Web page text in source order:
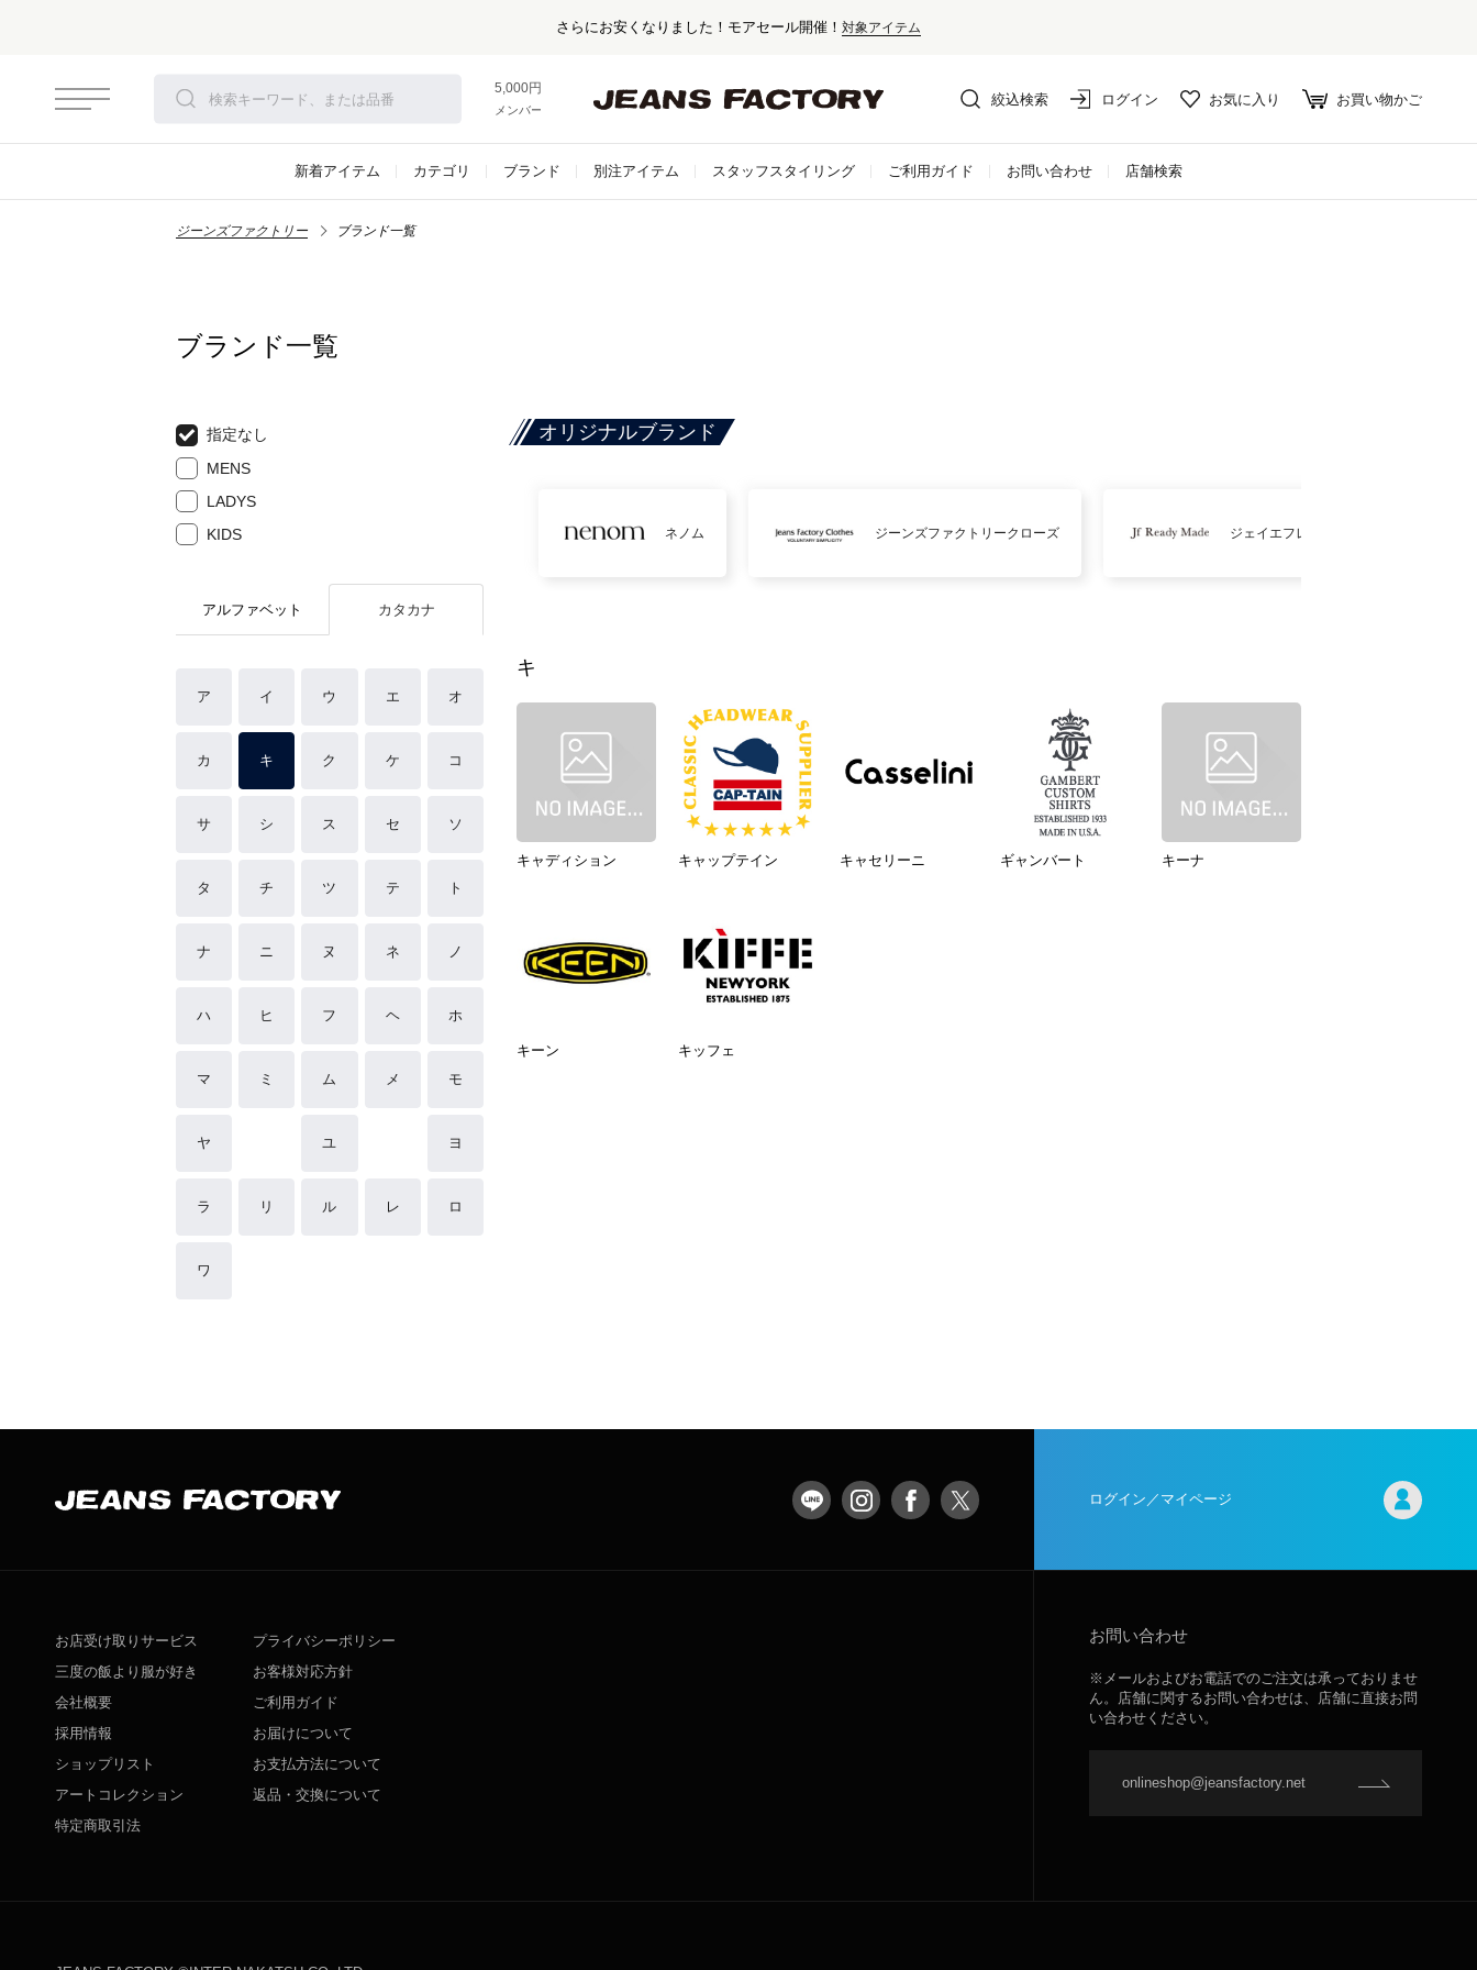
さらにお安くなりました！モアセール開催！ 対象アイテム
5,000円以上お買い上げで送料無料！
メンバー登録でお得な情報をゲット。さらに詳しく
絞込検索 ログイン お気に入り お買い物かご
新着アイテム カテゴリ ブランド 別注アイテム スタッフスタイリング ご利用ガイド お問い合わせ 店舗検索
ジーンズファクトリー ブランド一覧
ブランド一覧
指定なし
MENS
LADYS
KIDS
アルファベット カタカナ
ア イ ウ エ オ
カ キ ク ケ コ
サ シ ス セ ソ
タ チ ツ テ ト
ナ ニ ヌ ネ ノ
ハ ヒ フ ヘ ホ
マ ミ ム メ モ
ヤ ユ ヨ
ラ リ ル レ ロ
ワ
オリジナルブランド
ネノム ジーンズファクトリークローズ ジェイエフレディメイド
キ
キャディション キャップテイン キャセリーニ ギャンバート キーナ
キーン キッフェ
ログイン／マイページ
お店受け取りサービス
三度の飯より服が好き
会社概要
採用情報
ショップリスト
アートコレクション
特定商取引法
プライバシーポリシー
お客様対応方針
ご利用ガイド
お届けについて
お支払方法について
返品・交換について
お問い合わせ
※メールおよびお電話でのご注文は承っておりませ
ん。店舗に関するお問い合わせは、店舗に直接お問
い合わせください。
onlineshop@jeansfactory.net